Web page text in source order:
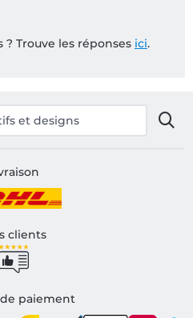
? Trouve les réponses ici.
clients
paiement